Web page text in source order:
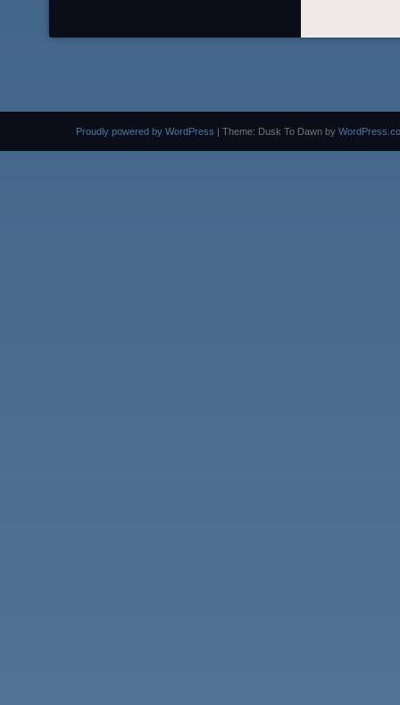
Proudly powered by WordPress | Theme: Dusk To Dawn by